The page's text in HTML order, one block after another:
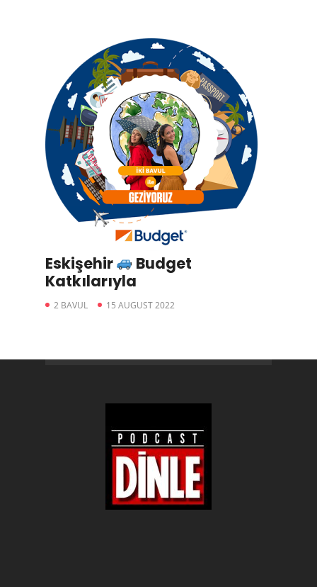
Eskişehir
Budget
Katkılarıyla
2 BAVUL 15 AUGUST 2022